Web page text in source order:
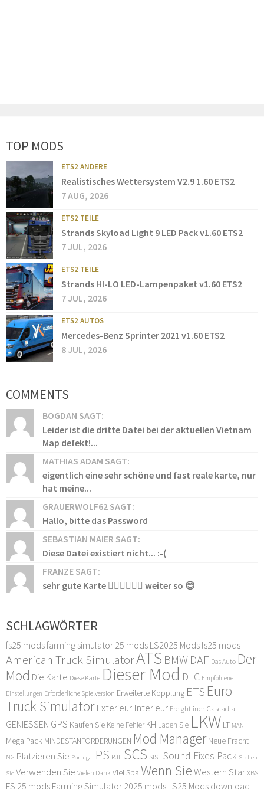
TOP MODS
ETS2 ANDERE
Realistisches Wettersystem V2.9 1.60 ETS2
7 AUG, 2026
ETS2 TEILE
Strands Skyload Light 9 LED Pack v1.60 ETS2
7 JUL, 2026
ETS2 TEILE
Strands HI-LO LED-Lampenpaket v1.60 ETS2
7 JUL, 2026
ETS2 AUTOS
Mercedes-Benz Sprinter 2021 v1.60 ETS2
8 JUL, 2026
COMMENTS
BOGDAN SAGT:
Leider ist die dritte Datei bei der aktuellen Vietnam
Map defekt!...
MATHIAS ADAM SAGT:
eigentlich eine sehr schöne und fast reale karte, nur
hat meine...
GRAUERWOLF62 SAGT:
Hallo, bitte das Password
SEBASTIAN MAIER SAGT:
Diese Datei existiert nicht... :-(
FRANZE SAGT:
sehr gute Karte 👍🏻👍🏻👍🏻 weiter so 😊
SCHLAGWÖRTER
fs25 modsfarming simulator 25 mods LS2025 Mods ls25 mods
American Truck SimulatorATS BMW DAF Das Auto Der
Mod Die Karte Diese Karte Dieser Mod DLC Empfohlene
Einstellungen Erforderliche Spielversion Erweiterte Kopplung ETS Euro
Truck Simulator Exterieur Interieur Freightliner Cascadia
GENIESSEN GPS Kaufen Sie Keine Fehler KH Laden Sie LKW LT MAN
Mega Pack MINDESTANFORDERUNGEN Mod Manager Neue Fracht
NG Platzieren Sie Portugal PS RJL SCS SISLSound Fixes Pack Stellen
Sie Verwenden Sie Vielen Dank Viel Spa Wenn Sie Western Star XBS
FS 25 mods Farming Simulator 2025 mods LS25 Mods download